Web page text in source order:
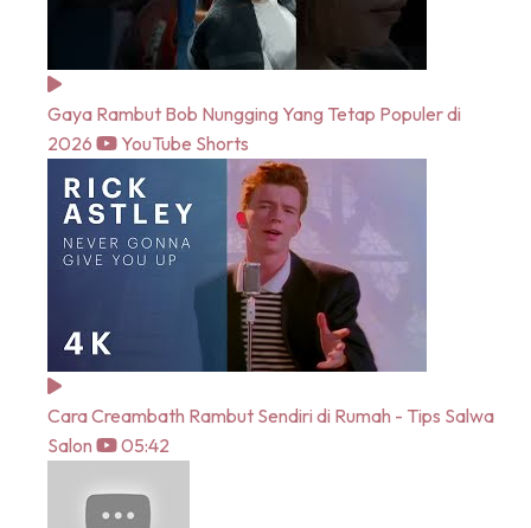
Gaya Rambut Bob Nungging Yang Tetap Populer di
2026
YouTube Shorts
Cara Creambath Rambut Sendiri di Rumah - Tips Salwa
Salon
05:42